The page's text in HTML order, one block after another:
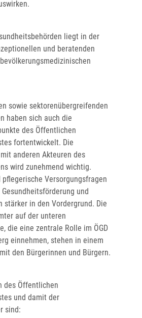
liegt in der
und beratenden
sowie sektorenübergreifenden
haben sich auch die
des Öffentlichen
fortentwickelt. Die
anderen Akteuren des
wird zunehmend wichtig.
Versorgungsfragen
und
stärker in den Vordergrund. Die
auf der unteren
die eine zentrale Rolle im ÖGD
einnehmen, stehen in einem
den Bürgerinnen und Bürgern.
des Öffentlichen
und damit der
sind: